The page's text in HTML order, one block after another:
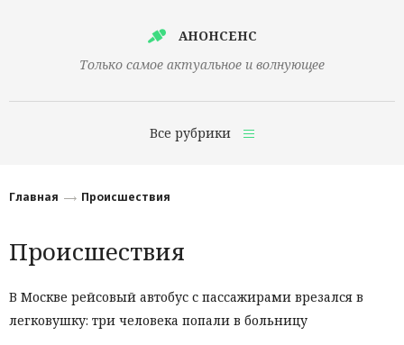
АНОНСЕНС
Только самое актуальное и волнующее
Все рубрики
Технологии
Культура
Главная Происшествия
Происшествия
В Москве рейсовый автобус с пассажирами врезался в
легковушку: три человека попали в больницу